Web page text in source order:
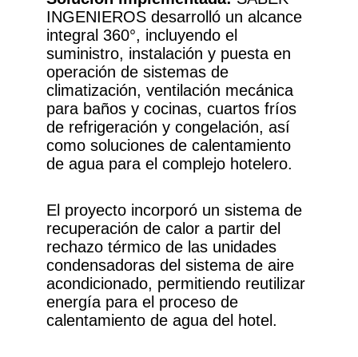
INGENIEROS desarrolló un alcance
integral 360°, incluyendo el
suministro, instalación y puesta en
operación de sistemas de
climatización, ventilación mecánica
para baños y cocinas, cuartos fríos
de refrigeración y congelación, así
como soluciones de calentamiento
de agua para el complejo hotelero.
El proyecto incorporó un sistema de
recuperación de calor a partir del
rechazo térmico de las unidades
condensadoras del sistema de aire
acondicionado, permitiendo reutilizar
energía para el proceso de
calentamiento de agua del hotel.